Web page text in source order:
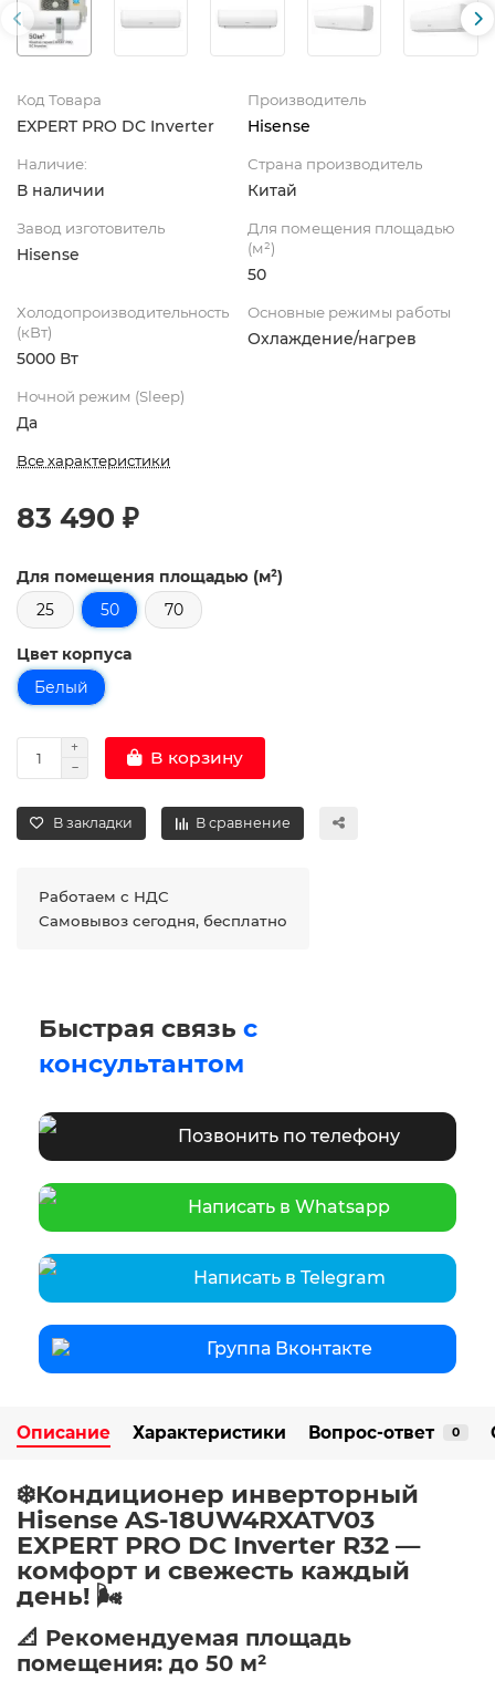
Код Товара
EXPERT PRO DC Inverter
Производитель
Hisense
Наличие:
В наличии
Страна производитель
Китай
Завод изготовитель
Hisense
Для помещения площадью
(м²)
50
Холодопроизводительность
(кВт)
5000 Вт
Основные режимы работы
Охлаждение/нагрев
Ночной режим (Sleep)
Да
Все характеристики
83 490 ₽
Для помещения площадью (м²)
25
50 70
Цвет корпуса
Белый
В корзину
В закладки В сравнение
Работаем с НДС
Самовывоз сегодня, бесплатно
Быстрая связь с
консультантом
Позвонить по телефону
Написать в Whatsapp
Написать в Telegram
Группа Вконтакте
Описание Характеристики Вопрос-ответ 0
❄️Кондиционер инверторный
Hisense AS-18UW4RXATV03
EXPERT PRO DC Inverter R32 —
комфорт и свежесть каждый
день! 🌬️
📐 Рекомендуемая площадь
помещения: до 50 м²